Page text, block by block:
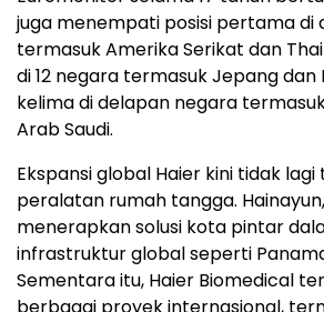
juga menempati posisi pertama di
termasuk Amerika Serikat dan
di 12 negara termasuk Jepang dan
kelima di delapan negara
Arab Saudi.
Ekspansi global Haier kini tidak
peralatan rumah tangga.
menerapkan solusi kota pintar
infrastruktur global seperti
Sementara itu, Haier Biomedical
berbagai proyek internasional,